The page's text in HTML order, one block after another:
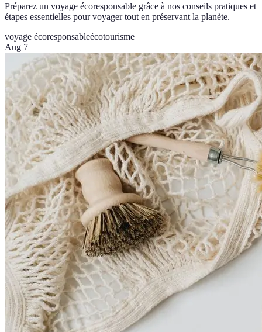
Préparez un voyage écoresponsable grâce à nos conseils pratiques et
étapes essentielles pour voyager tout en préservant la planète.
voyage écoresponsableécotourisme
Aug 7